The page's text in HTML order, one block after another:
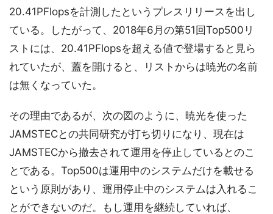
20.41PFlopsを計測したというプレスリリースを出し
ている。したがって、2018年6月の第51回Top500リ
ストには、20.41PFlopsを超える値で登場すると見ら
れていたが、蓋を開けると、リストからは暁光の名前
は無くなっていた。
その理由であるが、次の図のように、暁光を使った
JAMSTECとの共同研究が打ち切りになり、現在は
JAMSTECから撤去されて運用を停止しているとのこ
とである。Top500は運用中のシステムだけを載せる
という原則があり、運用停止中のシステムは入れるこ
とができないのだ。もし運用を継続していれば、